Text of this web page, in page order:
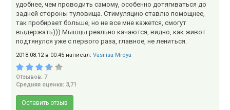
удобнее, чем проводить самому, особенно дотягиваться до
задней стороны туловища. Стимуляцию ставлю помощнее,
так пробирает больше, но не все мне кажется, смогут
выдержать))) Мышцы реально качаются, видно, как живот
подтянулся уже с первого раза, главное, не лениться.
2018.08.12 в 00:45 написал: Vasilisa Mroya
Отзывов: 7
Средняя оценка: 3,71
Оставить отзыв